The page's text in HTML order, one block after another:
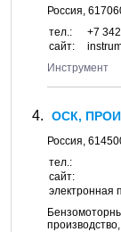
Россия,
тел.:
+7
сайт:
Инструмент
ОСК,
Россия,
тел.:
сайт:
электронная